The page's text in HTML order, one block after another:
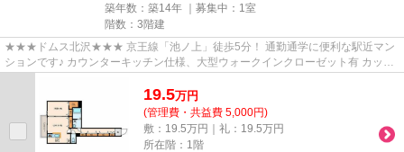
築年数：築14年 ｜募集中： 1室
階数：3階建
★★★ドムス北沢★★★ 京王線「池ノ上」徒歩5分！ 通勤通学に便利な駅近マン
ションです♪ カウンターキッチン仕様、大型ウォークインクローゼット有 カップ
19.5万円
(管理費・共益費 5,000円)
敷：19.5万円｜礼：19.5万円
所在階：1階